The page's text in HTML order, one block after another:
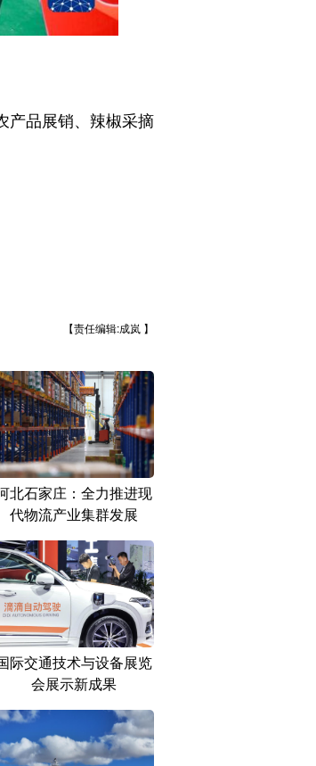
品展销、辣椒采摘
【责任编辑:成岚 】
北石家庄：全力推进现
代物流产业集群发展
际交通技术与设备展览
会展示新成果